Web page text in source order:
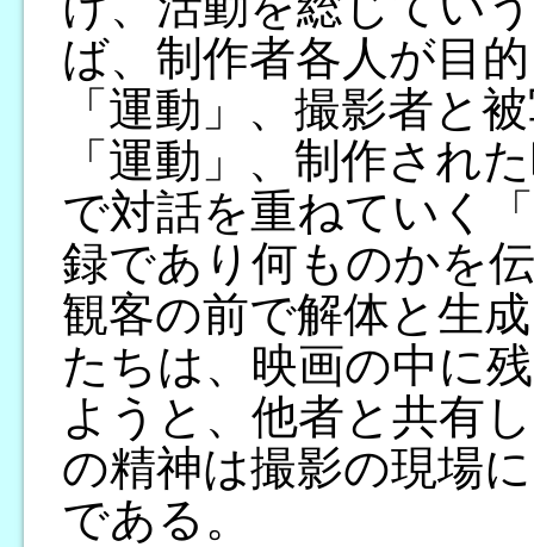
ば、制作者各人が目
「運動」、撮影者と
「運動」、制作され
で対話を重ねていく
録であり何ものかを
観客の前で解体と生
たちは、映画の中に
ようと、他者と共有
の精神は撮影の現場
である。